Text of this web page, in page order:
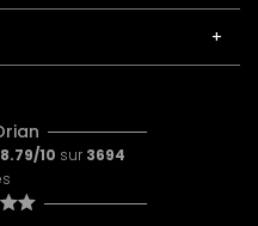
8.79/10 sur 3694